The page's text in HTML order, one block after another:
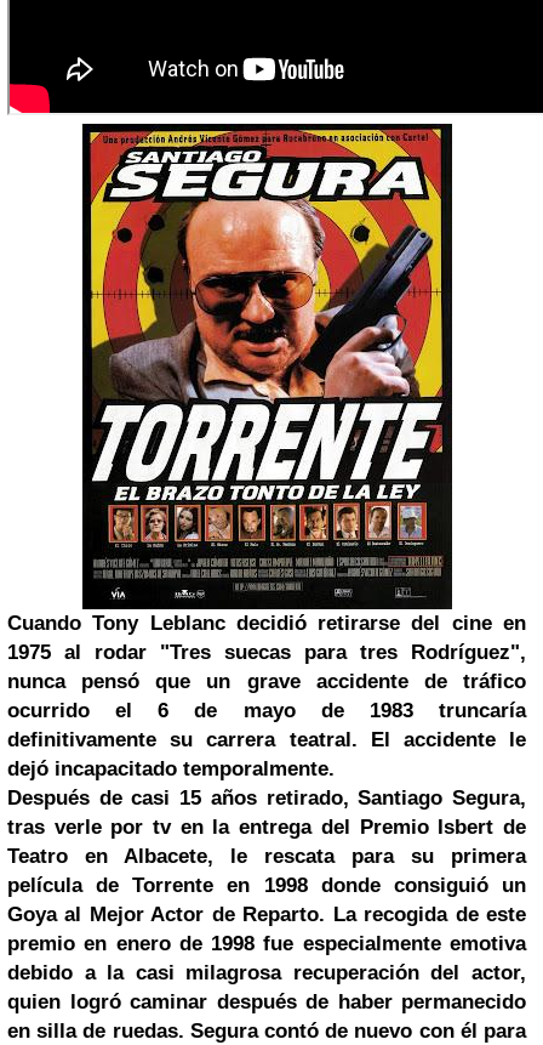
Cuando Tony Leblanc decidió retirarse del cine en
1975 al rodar "Tres suecas para tres Rodríguez",
nunca pensó que un grave accidente de tráfico
ocurrido el 6 de mayo de 1983 truncaría
definitivamente su carrera teatral. El accidente le
dejó incapacitado temporalmente.
Después de casi 15 años retirado, Santiago Segura,
tras verle por tv en la entrega del Premio Isbert de
Teatro en Albacete, le rescata para su primera
película deTorrente en 1998 donde consiguió un
Goya al Mejor Actor de Reparto. La recogida de este
premio en enero de 1998 fue especialmente emotiva
debido a la casi milagrosa recuperación del actor,
quien logró caminar después de haber permanecido
en silla de ruedas. Segura contó de nuevo con él para